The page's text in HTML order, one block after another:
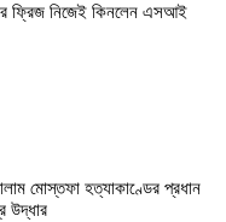
ফ্রিজ নিজেই কিনলেন এসআই
মোস্তফা হত্যাকাণ্ডের প্রধান
উদ্ধার